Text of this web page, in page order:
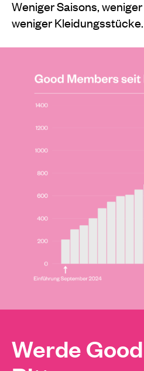
Weniger Saisons,
weniger Kleidungsstücke.
Werde